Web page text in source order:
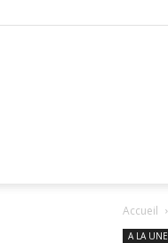
Accueil
A LA UNE